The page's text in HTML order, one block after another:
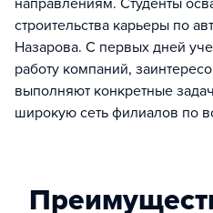
направлениям. Студенты
строительства карьеры по
Назарова. С первых дней
работу компаний,
выполняют конкретные
широкую сеть филиалов по